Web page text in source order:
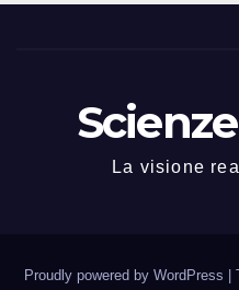
La visione
Proudly powered by WordPress |